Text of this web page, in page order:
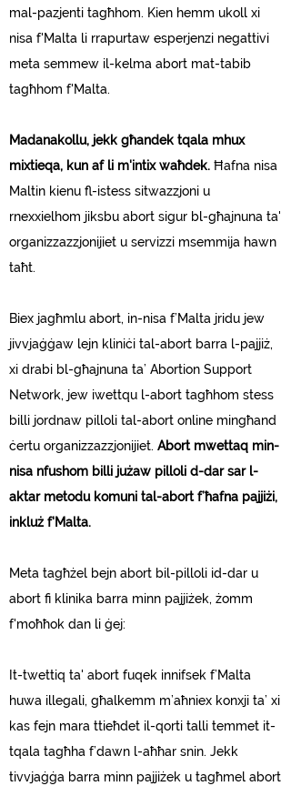
mal-pazjenti tagħhom. Kien hemm ukoll xi
nisa f'Malta li rrapurtaw esperjenzi negattivi
meta semmew il-kelma abort mat-tabib
tagħhom f'Malta.
Madanakollu, jekk għandek tqala mhux
mixtieqa, kun af li m'intix waħdek. Ħafna nisa
Maltin kienu fl-istess sitwazzjoni u
rnexxielhom jiksbu abort sigur bl-għajnuna ta'
organizzazzjonijiet u servizzi msemmija hawn
taħt.
Biex jagħmlu abort, in-nisa f’Malta jridu jew
jivvjaġġaw lejn kliniċi tal-abort barra l-pajjiż,
xi drabi bl-għajnuna ta’ Abortion Support
Network, jew iwettqu l-abort tagħhom stess
billi jordnaw pilloli tal-abort online mingħand
ċertu organizzazzjonijiet. Abort mwettaq min-
nisa nfushom billi jużaw pilloli d-dar sar l-
aktar metodu komuni tal-abort f’ħafna pajjiżi,
inkluż f'Malta.
Meta tagħżel bejn abort bil-pilloli id-dar u
abort fi klinika barra minn pajjiżek, żomm
f'moħħok dan li ġej:
It-twettiq ta' abort fuqek innifsek f’Malta
huwa illegali, għalkemm m’aħniex konxji ta’ xi
kas fejn mara ttieħdet il-qorti talli temmet it-
tqala tagħha f’dawn l-aħħar snin. Jekk
tivvjaġġa barra minn pajjiżek u tagħmel abort